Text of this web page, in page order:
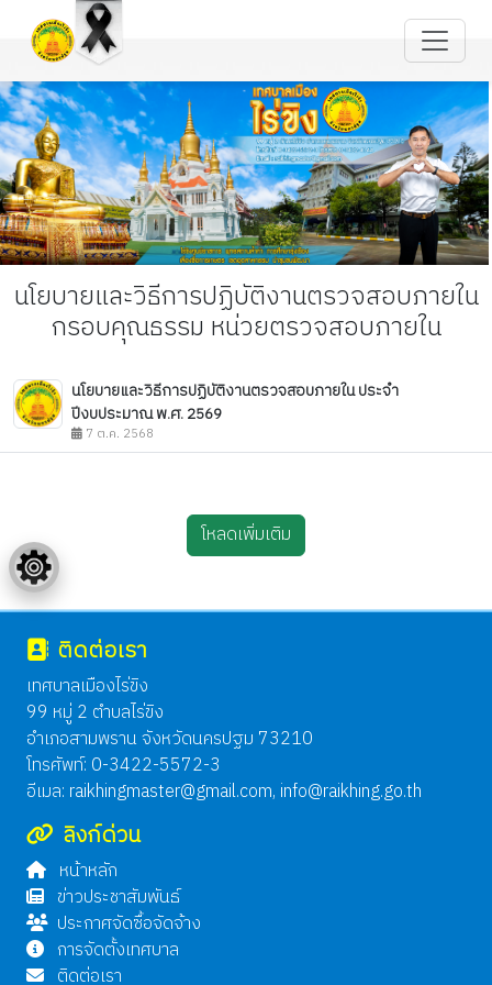
นโยบายและวิธีการปฏิบัติงานตรวจสอบภายใน
กรอบคุณธรรม หน่วยตรวจสอบภายใน
นโยบายและวิธีการปฏิบัติงานตรวจสอบภายใน ประจำ
ปีงบประมาณ พ.ศ. 2569
7 ต.ค. 2568
โหลดเพิ่มเติม
ติดต่อเรา
เทศบาลเมืองไร่ขิง
99 หมู่ 2 ตำบลไร่ขิง
อำเภอสามพราน จังหวัดนครปฐม 73210
โทรศัพท์: 0-3422-5572-3
อีเมล: raikhingmaster@gmail.com, info@raikhing.go.th
ลิงก์ด่วน
หน้าหลัก
ข่าวประชาสัมพันธ์
ประกาศจัดซื้อจัดจ้าง
การจัดตั้งเทศบาล
ติดต่อเรา